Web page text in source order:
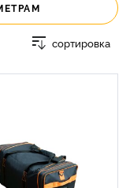
сортировка